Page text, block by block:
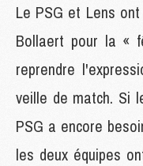
Le PSG et Lens
Bollaert pour la «
reprendre
veille de match. Si
PSG a encore
les deux équipes